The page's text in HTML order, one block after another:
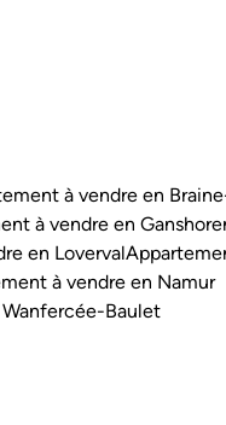
à vendre en
à vendre en
en Loverval
à vendre en Namur
Baulet